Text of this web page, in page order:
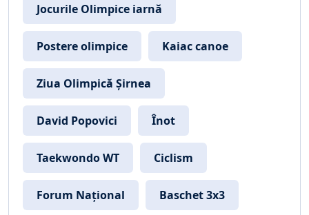
Jocurile Olimpice iarnă
Postere olimpice Kaiac canoe
Ziua Olimpică Șirnea
David Popovici Înot
Taekwondo WT Ciclism
Forum Național Baschet 3x3